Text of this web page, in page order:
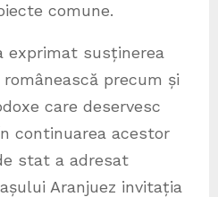
comune.
exprimat susținerea
precum și
care deservesc
continuarea acestor
stat a adresat
Aranjuez invitația